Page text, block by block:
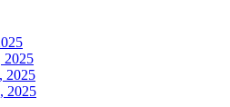
2025
2025
2025